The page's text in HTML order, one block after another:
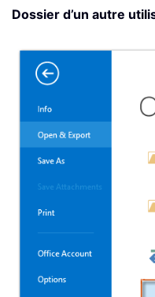
Dossier d’un autre